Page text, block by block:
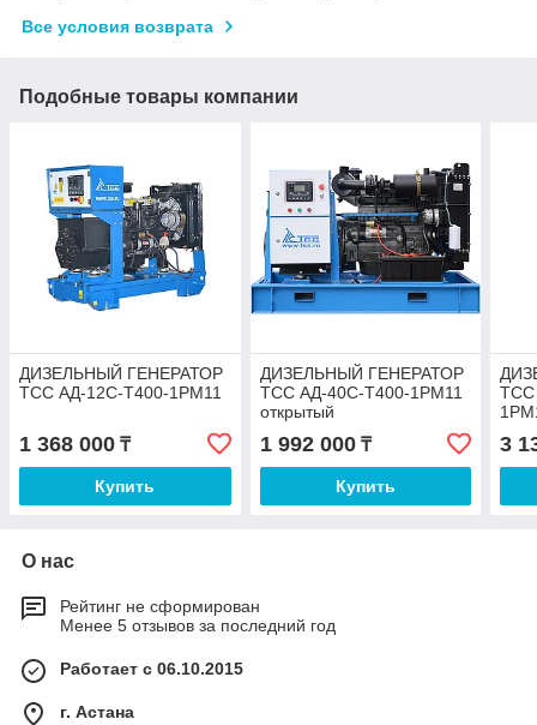
Все условия возврата
Подобные товары компании
ДИЗЕЛЬНЫЙ ГЕНЕРАТОР
ТСС АД-12С-Т400-1РМ11
1 368 000 ₸
Купить
ДИЗЕЛЬНЫЙ ГЕНЕРАТОР
ТСС АД-40С-Т400-1РМ11
открытый
1 992 000₸
Купить
ТСС
3
О нас
Рейтинг не сформирован
Менее 5 отзывов за последний год
Работает с 06.10.2015
г. Астана